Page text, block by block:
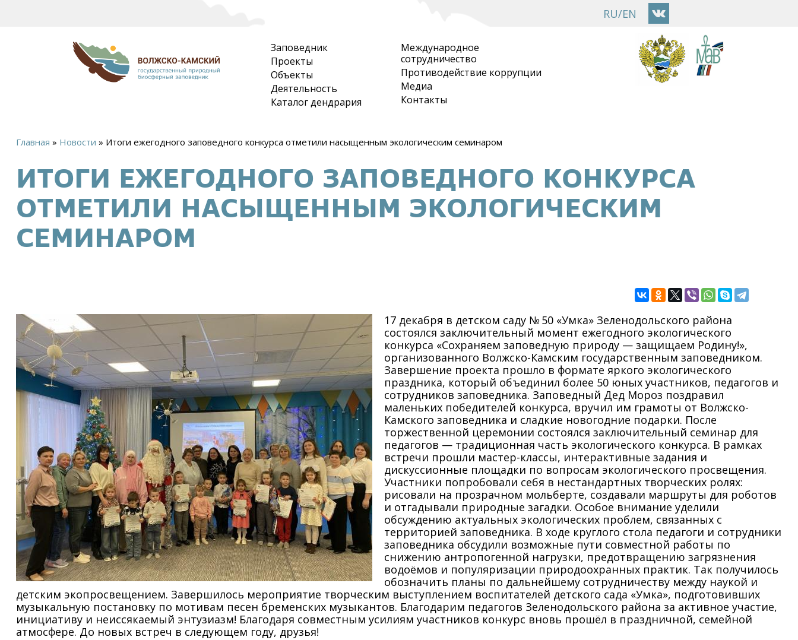
RU/EN
Заповедник
Проекты
Объекты
Деятельность
Каталог дендрария
Международное
сотрудничество
Противодействие коррупции
Медиа
Контакты
здесь
Главная » Новости » Итоги ежегодного заповедного конкурса отметили насыщенным экологическим семинаром
ИТОГИ ЕЖЕГОДНОГО ЗАПОВЕДНОГО КОНКУРСА
ОТМЕТИЛИ НАСЫЩЕННЫМ ЭКОЛОГИЧЕСКИМ
СЕМИНАРОМ
17 декабря в детском саду № 50 «Умка» Зеленодольского района
состоялся заключительный момент ежегодного экологического
конкурса «Сохраняем заповедную природу — защищаем Родину!»,
организованного Волжско-Камским государственным заповедником.
Завершение проекта прошло в формате яркого экологического
праздника, который объединил более 50 юных участников, педагогов и
сотрудников заповедника. Заповедный Дед Мороз поздравил
маленьких победителей конкурса, вручил им грамоты от Волжско-
Камского заповедника и сладкие новогодние подарки. После
торжественной церемонии состоялся заключительный семинар для
педагогов — традиционная часть экологического конкурса. В рамках
встречи прошли мастер-классы, интерактивные задания и
дискуссионные площадки по вопросам экологического просвещения.
Участники попробовали себя в нестандартных творческих ролях:
рисовали на прозрачном мольберте, создавали маршруты для роботов
и отгадывали природные загадки. Особое внимание уделили
обсуждению актуальных экологических проблем, связанных с
территорией заповедника. В ходе круглого стола педагоги и сотрудники
заповедника обсудили возможные пути совместной работы по
снижению антропогенной нагрузки, предотвращению загрязнения
водоёмов и популяризации природоохранных практик. Так получилось
обозначить планы по дальнейшему сотрудничеству между наукой и
детским экопросвещением. Завершилось мероприятие творческим выступлением воспитателей детского сада «Умка», подготовивших
музыкальную постановку по мотивам песен бременских музыкантов. Благодарим педагогов Зеленодольского района за активное участие,
инициативу и неиссякаемый энтузиазм! Благодаря совместным усилиям участников конкурс вновь прошёл в праздничной, семейной
атмосфере. До новых встреч в следующем году, друзья!